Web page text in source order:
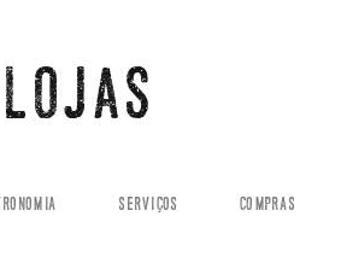
LOJAS
SERVIÇOS COMPRAS